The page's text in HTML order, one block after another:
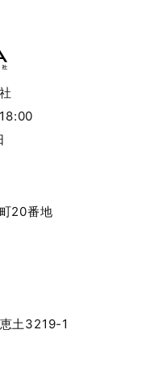
20番地
土3219-1